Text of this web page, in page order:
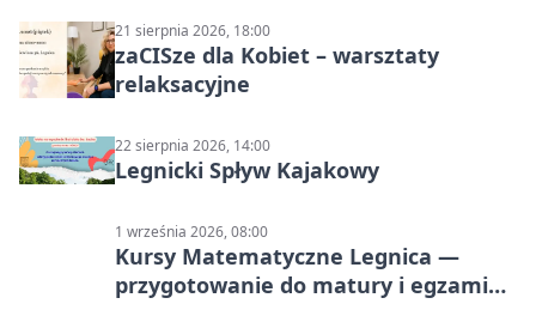
21 sierpnia 2026, 18:00
zaCISze dla Kobiet – warsztaty
relaksacyjne
22 sierpnia 2026, 14:00
Legnicki Spływ Kajakowy
1 września 2026, 08:00
Kursy Matematyczne Legnica —
przygotowanie do matury i egzaminu